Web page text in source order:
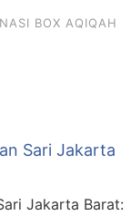
BOX AQIQAH
Sari Jakarta
Jakarta Barat: